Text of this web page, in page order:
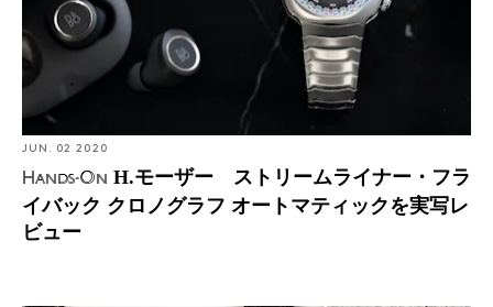
JUN. 02 2020
Hands-On H.モーザー ストリームライナー・フラ
イバック クロノグラフ オートマティックを実写レ
ビュー